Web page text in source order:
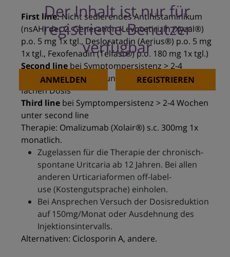
Der Inhalt ist nur für
registrierte Benutzer
verfügbar
ANMELDEN REGISTRIEREN
First line:Nicht sedierendes Antihistaminikum
(nsAH) der 2. Generation (Levocetirizin (Xyzal®)
p.o. 5 mg 1x tgl., Desloratadin (Aerius®) p.o. 5 mg
1x tgl., Fexofenadin (Telfast®) p.o. 180 mg 1x tgl.)
Second linebei Symptompersistenz > 2-4
Wochen: Dosissteigerung der nsAH bis zur 4-
fachen Dosis
Third linebei Symptompersistenz > 2-4 Wochen
unter second line
Therapie: Omalizumab (Xolair®) s.c. 300mg 1x
monatlich.
Zugelassen für die Therapie der chronisch-
spontane Uritcaria ab 12 Jahren. Bei allen
anderen Urticariaformen off-label-
use (Kostengutsprache) einholen.
Bei Ansprechen Versuch der Dosisreduktion
auf 150mg/Monat oder Ausdehnung des
Injektionsintervalls.
Alternativen: Ciclosporin A, andere.